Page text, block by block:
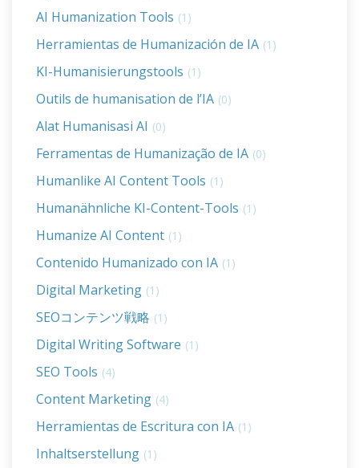
AI Humanization Tools (1)
Herramientas de Humanización de IA (1)
KI-Humanisierungstools (1)
Outils de humanisation de l’IA (0)
Alat Humanisasi AI (0)
Ferramentas de Humanização de IA (0)
Humanlike AI Content Tools (1)
Humanähnliche KI-Content-Tools (1)
Humanize AI Content (1)
Contenido Humanizado con IA (1)
Digital Marketing (1)
SEOコンテンツ戦略 (1)
Digital Writing Software (1)
SEO Tools (4)
Content Marketing (4)
Herramientas de Escritura con IA (1)
Inhaltserstellung (1)